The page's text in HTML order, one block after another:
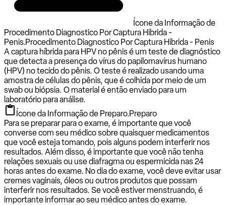
Ícone da Informação de
Procedimento Diagnostico Por Captura Hibrida -
Penis.Procedimento Diagnostico Por Captura Hibrida - Penis
A captura híbrida para HPV no pênis é um teste de diagnóstico
que detecta a presença do vírus do papilomavírus humano
(HPV) no tecido do pênis. O teste é realizado usando uma
amostra de células do pênis, que é colhida por meio de um
swab ou biópsia. O material é então enviado para um
laboratório para análise.
Ícone da Informação de Preparo.Preparo
Para se preparar para o exame, é importante que você
converse com seu médico sobre quaisquer medicamentos
que você esteja tomando, pois alguns podem interferir nos
resultados. Além disso, é importante que você não tenha
relações sexuais ou use diafragma ou espermicida nas 24
horas antes do exame. No dia do exame, você deve evitar usar
cremes vaginais, óleos ou outros produtos que possam
interferir nos resultados. Se você estiver menstruando, é
importante informar ao seu médico antes do exame.